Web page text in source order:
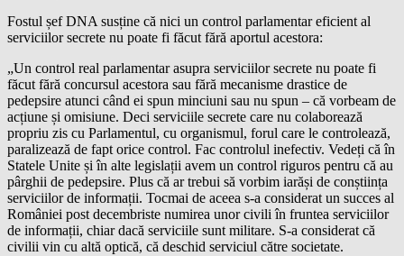
Fostul șef DNA susține că nici un control parlamentar eficient al
serviciilor secrete nu poate fi făcut fără aportul acestora:
„Un control real parlamentar asupra serviciilor secrete nu poate fi
făcut fără concursul acestora sau fără mecanisme drastice de
pedepsire atunci când ei spun minciuni sau nu spun – că vorbeam de
acțiune și omisiune. Deci serviciile secrete care nu colaborează
propriu zis cu Parlamentul, cu organismul, forul care le controlează,
paralizează de fapt orice control. Fac controlul inefectiv. Vedeți că în
Statele Unite și în alte legislații avem un control riguros pentru că au
pârghii de pedepsire. Plus că ar trebui să vorbim iarăși de conștiința
serviciilor de informații. Tocmai de aceea s-a considerat un succes al
României post decembriste numirea unor civili în fruntea serviciilor
de informații, chiar dacă serviciile sunt militare. S-a considerat că
civilii vin cu altă optică, că deschid serviciul către societate.